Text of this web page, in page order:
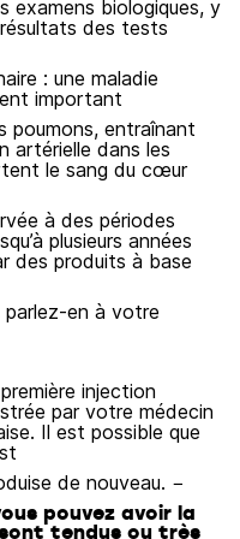
biologiques, y
des tests
: une maladie
important
poumons, entraînant
artérielle dans les
le sang du cœur
à des périodes
plusieurs années
des produits à base
parlez-en à votre
injection
par votre médecin
Il est possible que
de nouveau. −
pouvez avoir la
tendus ou très